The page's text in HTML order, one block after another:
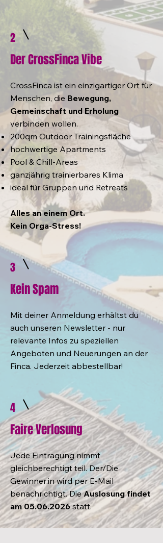
2
Der CrossFinca Vibe
CrossFinca ist ein einzigartiger Ort für
Menschen, die Bewegung,
Gemeinschaft und Erholung
verbinden wollen.
200qm Outdoor Trainingsfläche
hochwertige Apartments
Pool & Chill-Areas
ganzjährig trainierbares Klima
ideal für Gruppen und Retreats
Alles an einem Ort.
Kein Orga-Stress!
3
Kein Spam
Mit deiner Anmeldung erhältst du
auch unseren Newsletter - nur
relevante Infos zu speziellen
Angeboten und Neuerungen an der
Finca. Jederzeit abbestellbar!
4
Faire Verlosung
Jede Eintragung nimmt
gleichberechtigt teil. Der/Die
Gewinner:in wird per E-Mail
benachrichtigt. DieAuslosung findet
am05.06.2026 statt.